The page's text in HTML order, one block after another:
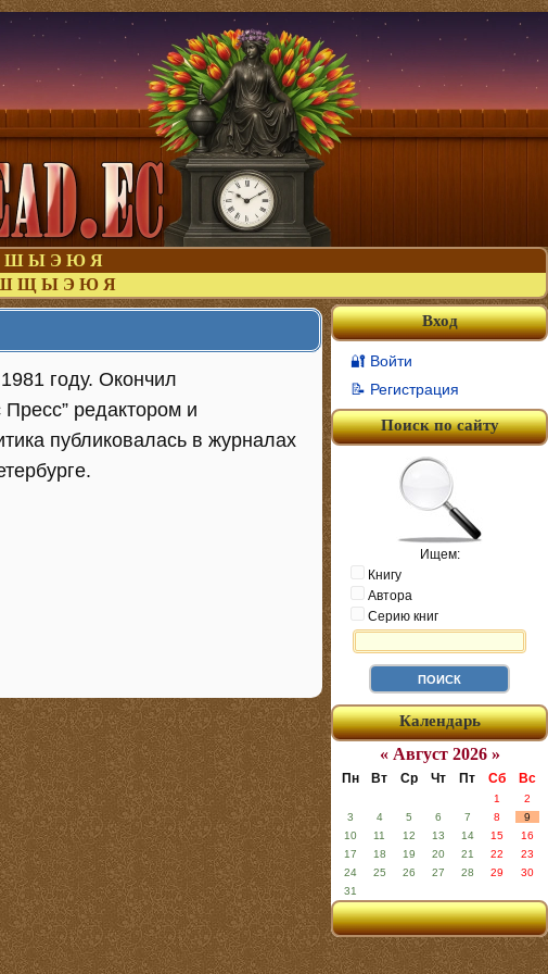
Ш Ы Э Ю Я
Щ Ы Э Ю Я
году. Окончил
редактором и
публиковалась в журналах
Вход
🔐 Войти
📝 Регистрация
Поиск по сайту
Ищем:
Книгу
Автора
Серию книг
Календарь
« Август 2026 »
Пн Вт Ср Чт Пт Сб Вс
1
2
3
4 5 6 7 8
9
10
11 12 13 14 15
16
17
18 19 20 21 22
23
24
25 26 27 28 29
30
31